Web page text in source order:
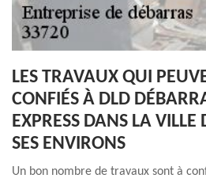
LES TRAVAUX QUI
CONFIÉS À DLD
EXPRESS DANS LA VILLE
SES ENVIRONS
Un bon nombre de travaux sont à